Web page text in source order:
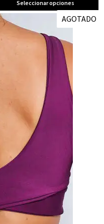
Seleccionar opciones
AGOTADO